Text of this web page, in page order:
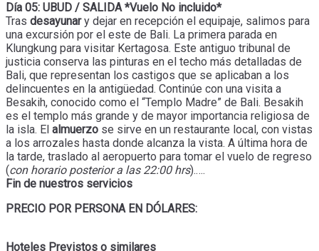
Día 05: UBUD / SALIDA *Vuelo No incluido*
Tras desayunary dejar en recepción el equipaje, salimos para
una excursión por el este de Bali. La primera parada en
Klungkung para visitar Kertagosa. Este antiguo tribunal de
justicia conserva las pinturas en el techo más detalladas de
Bali, que representan los castigos que se aplicaban a los
delincuentes en la antigüedad. Continúe con una visita a
Besakih, conocido como el “Templo Madre” de Bali. Besakih
es el templo más grande y de mayor importancia religiosa de
la isla. El almuerzo se sirve en un restaurante local, con vistas
a los arrozales hasta donde alcanza la vista. A última hora de
la tarde, traslado al aeropuerto para tomar el vuelo de regreso
(con horario posterior a las 22:00 hrs).….
Fin de nuestros servicios
PRECIO POR PERSONA EN DÓLARES:
Hoteles Previstos o similares